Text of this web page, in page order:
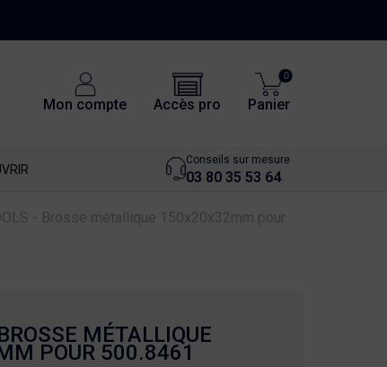
Mon compte Panier
0
Accès pro
Conseils sur mesure
03 80 35 53 64
- Brosse métallique 150x20x32mm pour
MÉTALLIQUE
POUR 500.8461